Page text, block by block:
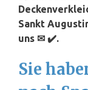
Sankt
uns ✉ ✔️.
Sie